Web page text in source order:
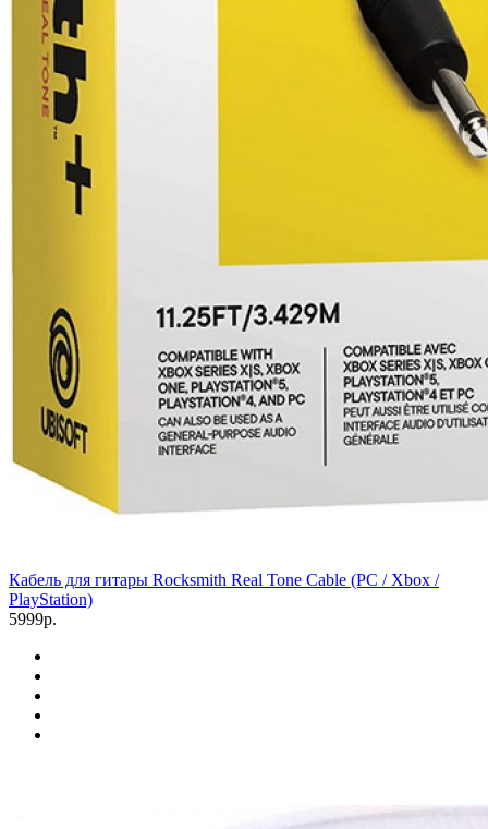
Кабель для гитары Rocksmith Real Tone Cable (PC / Xbox /
PlayStation)
5999р.